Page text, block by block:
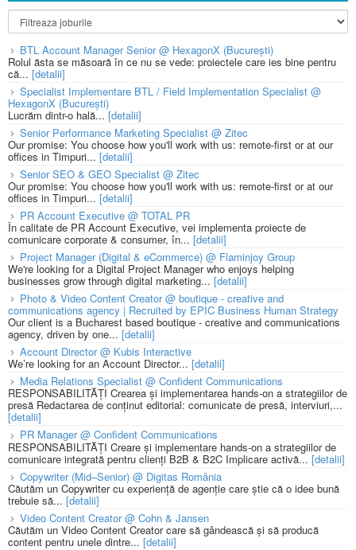
BTL Account Manager Senior @ HexagonX (București)
Rolul ăsta se măsoară în ce nu se vede: proiectele care ies bine pentru
că... [detalii]
Specialist Implementare BTL / Field Implementation Specialist @
HexagonX (București)
Lucrăm dintr-o hală...[detalii]
Senior Performance Marketing Specialist @ Zitec
Our promise: You choose how you'll work with us: remote-first or at our
offices in Timpuri... [detalii]
Senior SEO & GEO Specialist @ Zitec
Our promise: You choose how you'll work with us: remote-first or at our
offices in Timpuri... [detalii]
PR Account Executive @ TOTAL PR
În calitate de PR Account Executive, vei implementa proiecte de
comunicare corporate & consumer, în... [detalii]
Project Manager (Digital & eCommerce) @ Flaminjoy Group
We're looking for a Digital Project Manager who enjoys helping
businesses grow through digital marketing... [detalii]
Photo & Video Content Creator @ boutique - creative and
communications agency | Recruited by EPIC Business Human Strategy
Our client is a Bucharest based boutique - creative and communications
agency, driven by one... [detalii]
Account Director @ Kubis Interactive
We’re looking for an Account Director... [detalii]
Media Relations Specialist @ Confident Communications
RESPONSABILITĂȚI Crearea și implementarea hands-on a strategiilor de
presă Redactarea de conținut editorial: comunicate de presă, interviuri,...
[detalii]
PR Manager @ Confident Communications
RESPONSABILITĂȚI Creare și implementare hands-on a strategiilor de
comunicare integrată pentru clienți B2B & B2C Implicare activă... [detalii]
Copywriter (Mid–Senior) @ Digitas România
Căutăm un Copywriter cu experiență de agenție care știe că o idee bună
trebuie să... [detalii]
Video Content Creator @ Cohn & Jansen
Căutăm un Video Content Creator care să gândească și să producă
content pentru unele dintre... [detalii]